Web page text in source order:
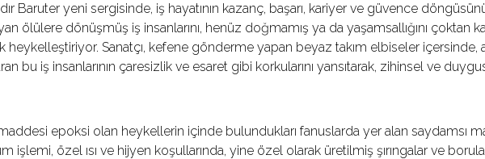
Baruter yeni sergisinde, iş hayatının kazanç, başarı, kariyer ve güvence
ölülere dönüşmüş iş insanlarını, henüz doğmamış ya da yaşamsallığını çoktan
heykelleştiriyor. Sanatçı, kefene gönderme yapan beyaz takım elbiseler içersinde,
bu iş insanlarının çaresizlik ve esaret gibi korkularını yansıtarak, zihinsel ve
epoksi olan heykellerin içinde bulundukları fanuslarda yer alan saydamsı
işlemi, özel ısı ve hijyen koşullarında, yine özel olarak üretilmiş şırıngalar ve